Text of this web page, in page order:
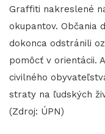
Graffiti nakreslené
okupantov. Občania
dokonca odstránili
pomôcť v orientácii.
civilného
straty na ľudských
(Zdroj: ÚPN)